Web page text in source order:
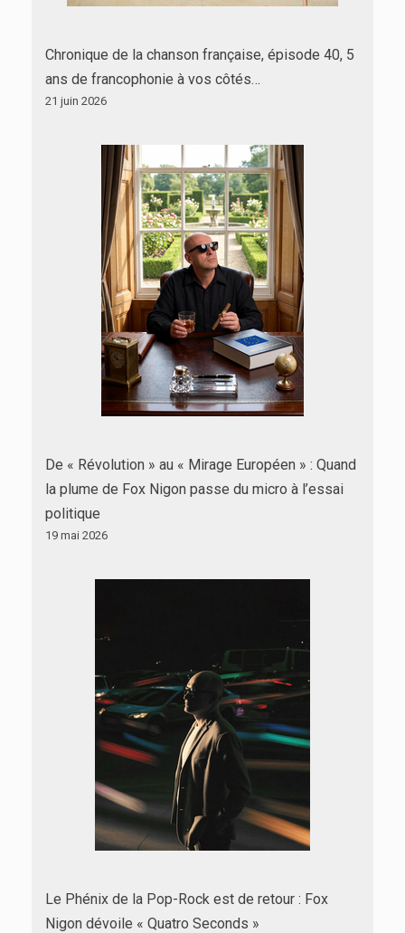
Chronique de la chanson française, épisode 40, 5
ans de francophonie à vos côtés…
21 juin 2026
De « Révolution » au « Mirage Européen » : Quand
la plume de Fox Nigon passe du micro à l’essai
politique
19 mai 2026
Le Phénix de la Pop-Rock est de retour : Fox
Nigon dévoile « Quatro Seconds »